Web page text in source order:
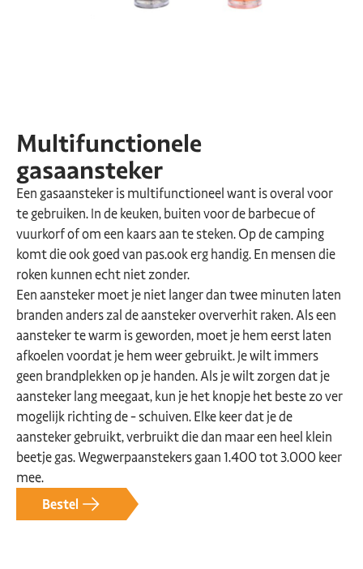
Multifunctionele
gasaansteker
Een gasaansteker is multifunctioneel want is overal voor
te gebruiken. In de keuken, buiten voor de barbecue of
vuurkorf of om een kaars aan te steken. Op de camping
komt die ook goed van pas.ook erg handig. En mensen die
roken kunnen echt niet zonder.
Een aansteker moet je niet langer dan twee minuten laten
branden anders zal de aansteker oververhit raken. Als een
aansteker te warm is geworden, moet je hem eerst laten
afkoelen voordat je hem weer gebruikt. Je wilt immers
geen brandplekken op je handen. Als je wilt zorgen dat je
aansteker lang meegaat, kun je het knopje het beste zo ver
mogelijk richting de - schuiven. Elke keer dat je de
aansteker gebruikt, verbruikt die dan maar een heel klein
beetje gas. Wegwerpaanstekers gaan 1.400 tot 3.000 keer
mee.
Bestel